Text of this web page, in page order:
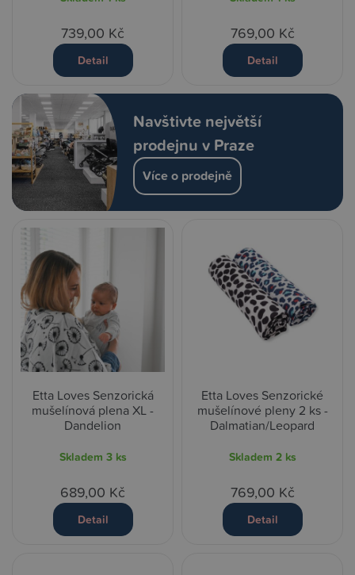
Navštivte největší
prodejnu v Praze
Více o prodejně
739,00 Kč
Detail
769,00 Kč
Detail
Etta Loves Senzorická
mušelínová plena XL -
Dandelion
Skladem 3 ks
689,00 Kč
Detail
Etta Loves Senzorické
mušelínové pleny 2 ks -
Dalmatian/Leopard
Skladem 2 ks
769,00 Kč
Detail